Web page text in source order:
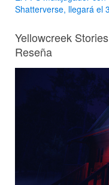
Shatterverse, llegará el
Yellowcreek
Reseña